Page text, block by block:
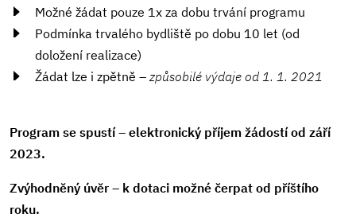
Možné žádat pouze 1x za dobu trvání programu
Podmínka trvalého bydliště po dobu 10 let (od
doložení realizace)
Žádat lze i zpětně – způsobilé výdaje od 1. 1. 2021
Program se spustí – elektronický příjem žádostí od září
2023.
Zvýhodněný úvěr – k dotaci možné čerpat od příštího
roku.